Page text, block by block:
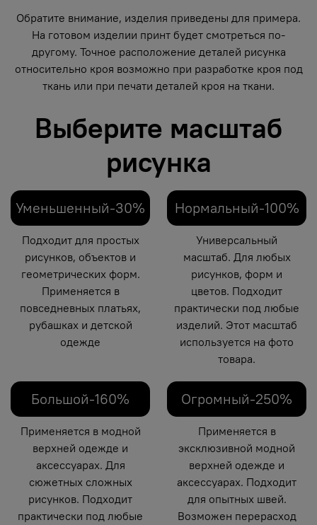
Обратите внимание, изделия приведены для примера.
На готовом изделии принт будет смотреться по-
другому. Точное расположение деталей рисунка
относительно кроя возможно при разработке кроя под
ткань или при печати деталей кроя на ткани.
Выберите масштаб
рисунка
Уменьшенный-30%
Подходит для простых
рисунков, объектов и
геометрических форм.
Применяется в
повседневных платьях,
рубашках и детской
одежде
Нормальный-100%
Универсальный
масштаб. Для любых
рисунков, форм и
цветов. Подходит
практически под любые
изделий. Этот масштаб
используется на фото
товара.
Большой-160%
Применяется в модной
верхней одежде и
аксессуарах. Для
сюжетных сложных
рисунков. Подходит
практически под любые
Огромный-250%
Применяется в
эксклюзивной модной
верхней одежде и
аксессуарах. Подходит
для опытных швей.
Возможен перерасход